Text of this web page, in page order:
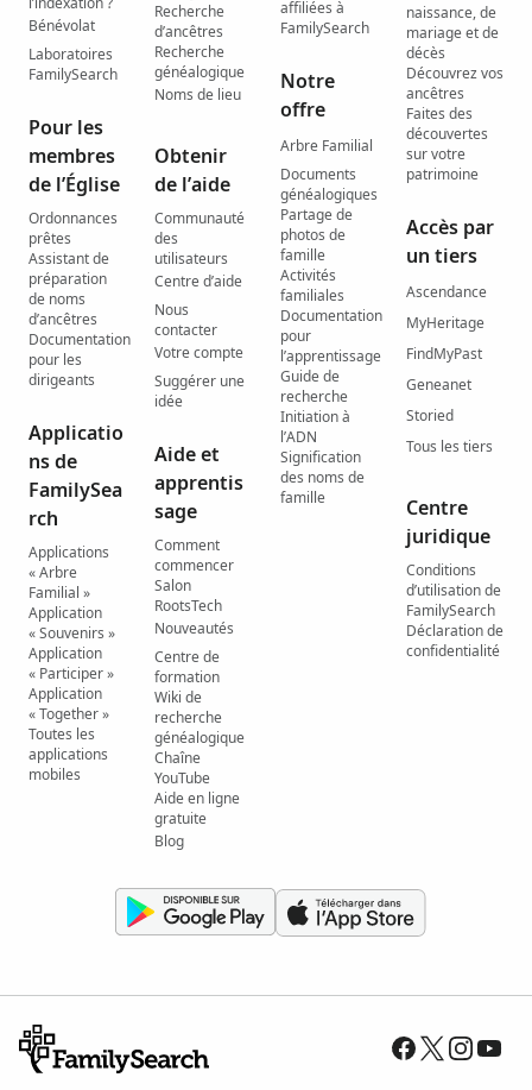
Bénévolat
Laboratoires
FamilySearch
Pour les
membres
de l’Église
Ordonnances
prêtes
Assistant de
préparation
de noms
d’ancêtres
Documentation
pour les
dirigeants
Applicatio
ns de
FamilySea
rch
Applications
« Arbre
Familial »
Application
« Souvenirs »
Application
« Participer »
Application
« Together »
Toutes les
applications
mobiles
Recherche
d’ancêtres
Recherche
généalogique
Noms de lieu
Obtenir
de l’aide
Communauté
des
utilisateurs
Centre d’aide
Nous
contacter
Votre compte
Suggérer une
idée
Aide et
apprentis
sage
Comment
commencer
Salon
RootsTech
Nouveautés
Centre de
formation
Wiki de
recherche
généalogique
Chaîne
YouTube
Aide en ligne
gratuite
Blog
affiliées à
FamilySearch
Notre
offre
Arbre Familial
Documents
généalogiques
Partage de
photos de
famille
Activités
familiales
Documentation
pour
l’apprentissage
Guide de
recherche
Initiation à
l’ADN
Signification
des noms de
famille
naissance, de
mariage et de
décès
Découvrez vos
ancêtres
Faites des
découvertes
sur votre
patrimoine
Accès par
un tiers
Ascendance
MyHeritage
FindMyPast
Geneanet
Storied
Tous les tiers
Centre
juridique
Conditions
d’utilisation de
FamilySearch
Déclaration de
confidentialité